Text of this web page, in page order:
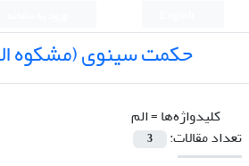
حکمت سینوی (مشکوه
کلیدواژه‌ها =الم
تعداد مقالات:
3